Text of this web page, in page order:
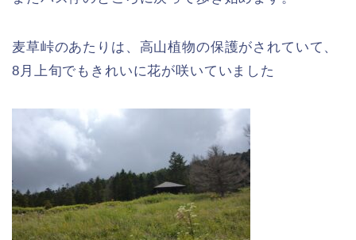
麦草峠のあたりは、高山植物の保護がされていて、
8月上旬でもきれいに花が咲いていました